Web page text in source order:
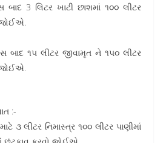
બાદ 3 લિટર ખાટી છાશમાં ૧૦૦ લીટર
જોઈએ.
બાદ ૧૫ લીટર જીવામૃત ને ૧૫૦ લીટર
જોઈએ.
:-
૩ લીટર નિમાસ્ત્ર ૧૦૦ લીટર પાણીમાં